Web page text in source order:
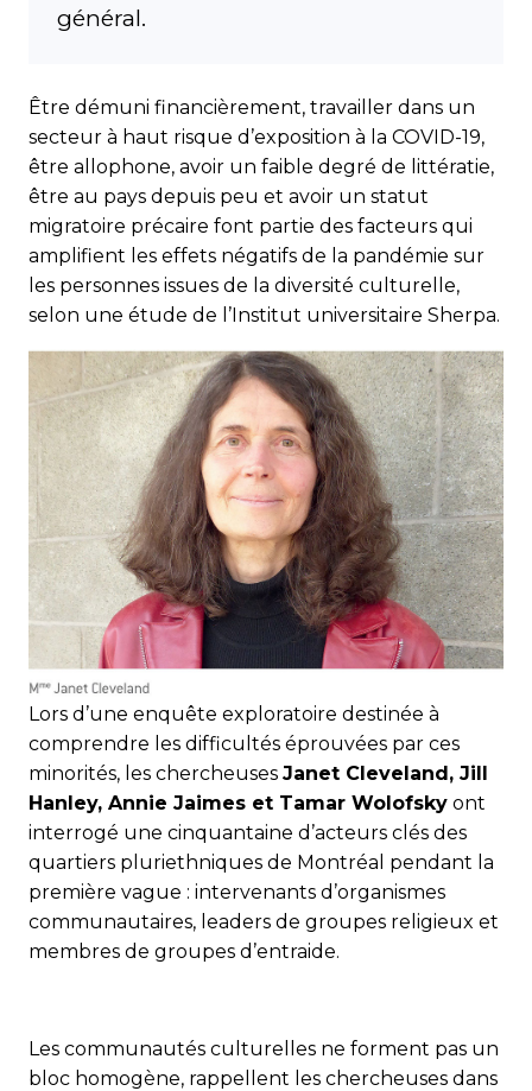
général.
Être démuni financièrement, travailler dans un
secteur à haut risque d’exposition à la COVID-19,
être allophone, avoir un faible degré de littératie,
être au pays depuis peu et avoir un statut
migratoire précaire font partie des facteurs qui
amplifient les effets négatifs de la pandémie sur
les personnes issues de la diversité culturelle,
selon une étude de l’Institut universitaire Sherpa.
Lors d’une enquête exploratoire destinée à
comprendre les difficultés éprouvées par ces
minorités, les chercheuses Janet Cleveland, Jill
Hanley, Annie Jaimes et Tamar Wolofsky ont
interrogé une cinquantaine d’acteurs clés des
quartiers pluriethniques de Montréal pendant la
première vague : intervenants d’organismes
communautaires, leaders de groupes religieux et
membres de groupes d’entraide.
Les communautés culturelles ne forment pas un
bloc homogène, rappellent les chercheuses dans